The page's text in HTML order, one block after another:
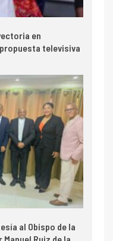
en
televisiva
al Obispo de la